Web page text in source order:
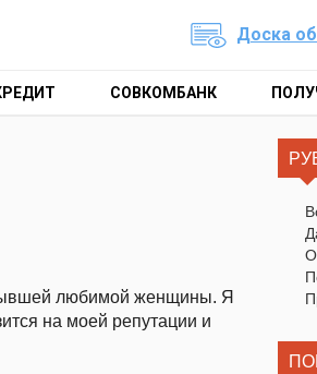
Доска
СОВКОМБАНК
любимой женщины. Я
на моей репутации и